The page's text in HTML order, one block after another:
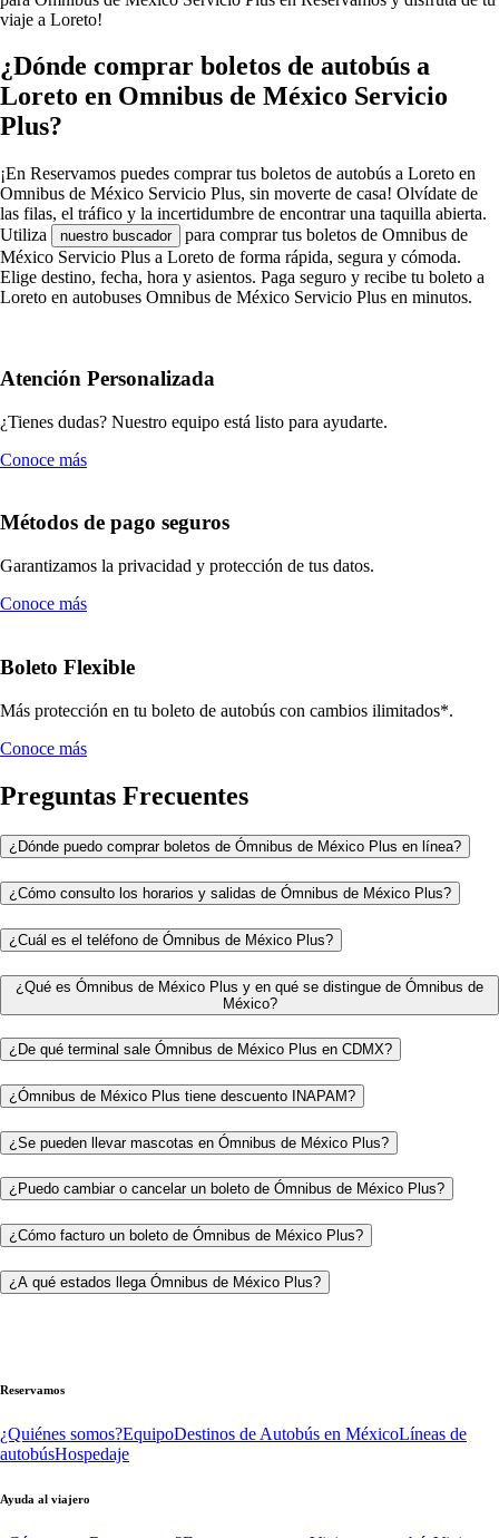
viaje a Loreto!
¿Dónde comprar boletos de autobús a
Loreto en Omnibus de México Servicio
Plus?
¡En Reservamos puedes comprar tus boletos de autobús a Loreto en
Omnibus de México Servicio Plus, sin moverte de casa! Olvídate de
las filas, el tráfico y la incertidumbre de encontrar una taquilla abierta.
Utiliza
nuestro buscador
para comprar tus boletos de Omnibus de
México Servicio Plus a Loreto de forma rápida, segura y cómoda.
Elige destino, fecha, hora y asientos. Paga seguro y recibe tu boleto a
Loreto en autobuses Omnibus de México Servicio Plus en minutos.
Atención Personalizada
¿Tienes dudas? Nuestro equipo está listo para ayudarte.
Conoce más
Métodos de pago seguros
Garantizamos la privacidad y protección de tus datos.
Conoce más
Boleto Flexible
Más protección en tu boleto de autobús con cambios ilimitados*.
Conoce más
Preguntas Frecuentes
¿Dónde puedo comprar boletos de Ómnibus de México Plus en línea?
¿Cómo consulto los horarios y salidas de Ómnibus de México Plus?
¿Cuál es el teléfono de Ómnibus de México Plus?
¿Qué es Ómnibus de México Plus y en qué se distingue de Ómnibus de
México?
¿De qué terminal sale Ómnibus de México Plus en CDMX?
¿Ómnibus de México Plus tiene descuento INAPAM?
¿Se pueden llevar mascotas en Ómnibus de México Plus?
¿Puedo cambiar o cancelar un boleto de Ómnibus de México Plus?
¿Cómo facturo un boleto de Ómnibus de México Plus?
¿A qué estados llega Ómnibus de México Plus?
Reservamos
¿Quiénes somos?EquipoDestinos de Autobús en MéxicoLíneas de
autobúsHospedaje
Ayuda al viajero